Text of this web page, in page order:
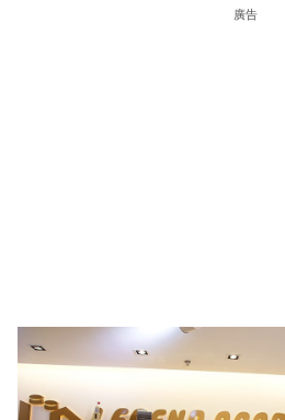
廣告